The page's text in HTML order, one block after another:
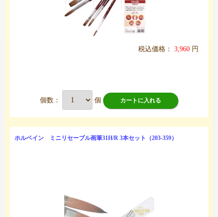
税込価格： 3,960 円
個数： 個 カートに入れる
ホルベイン ミニリセーブル画筆31H/R 3本セット（203-359）